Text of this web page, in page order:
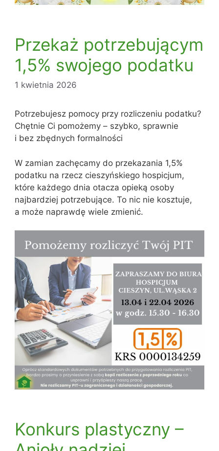
Przekaż potrzebującym
1,5% swojego podatku
1 kwietnia 2026
Potrzebujesz pomocy przy rozliczeniu podatku?
Chętnie Ci pomożemy – szybko, sprawnie
i bez zbędnych formalności
W zamian zachęcamy do przekazania 1,5%
podatku na rzecz cieszyńskiego hospicjum,
które każdego dnia otacza opieką osoby
najbardziej potrzebujące. To nic nie kosztuje,
a może naprawdę wiele zmienić.
Konkurs plastyczny –